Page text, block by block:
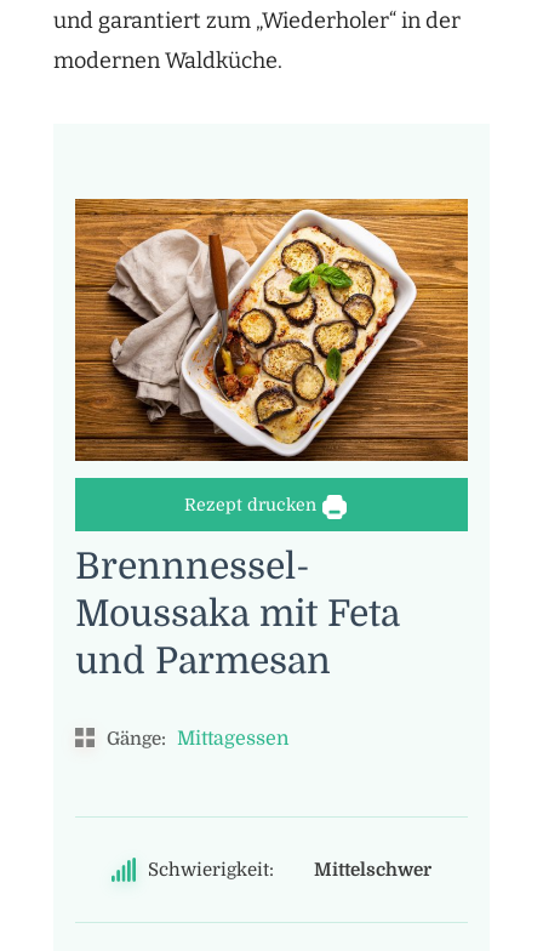
und garantiert zum „Wiederholer“ in der
modernen Waldküche.
Rezept drucken
Brennnessel-
Moussaka mit Feta
und Parmesan
Gänge: Mittagessen
Schwierigkeit: Mittelschwer